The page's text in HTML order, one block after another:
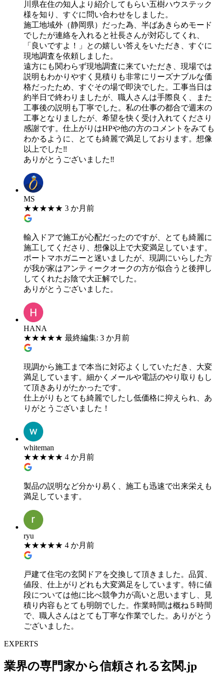
川県在住の知人より紹介してもらい五樹ハウステック
様を知り、すぐに問い合わせをしました。
施工地域外（静岡県）だった為、半ばあきらめモード
でしたが連絡を入れると社長さんが対応してくれ、
「良いですよ！」との嬉しい答えをいただき、すぐに
現地調査を依頼しました。
遠方にも関わらず現地調査に来ていただき、現場では
説明もわかりやすく見積りも非常にリーズナブルな価
格だったため、すぐその場で即決でした。工事当日は
約半日で終わりましたが、職人さんは手際良く、また
工事後の説明も丁寧でした。私の仕事の都合で週末の
工事となりましたが、希望を快く受け入れてくださり
感謝です。仕上がりはHPや他の方のコメントをみても
わかるように、とても綺麗で満足しております。想像
以上でした‼
ありがとうございました‼
MS
★★★★★ 3 か月前
輸入ドアで施工が心配だったのですが、とても綺麗に
施工してくださり、想像以上で大変満足しています。
ポートマホガニーと迷いましたが、現調にいらした方
が我が家はアンティークオークの方が似合うと後押し
してくれたお陰で大正解でした。
ありがとうございました。
HANA
★★★★★ 最終編集: 3 か月前
現調から施工まで本当に対応よくしていただき、大変
満足しています。細かくメールや電話のやり取りもし
て頂きありがたかったです。
仕上がりもとても綺麗でしたし低価格に抑えられ、あ
りがとうございました！
whiteman
★★★★★ 4 か月前
製品の説明など分かり易く、施工も迅速で出来栄えも
満足しています。
ryu
★★★★★ 4 か月前
戸建て住宅の玄関ドアを交換して頂きました。品質、
値段、仕上がりどれも大変満足をしています。特に値
段については他に比べ競争力が高いと思いますし、見
積り内容もとても明朗でした。作業時間は概ね５時間
で、職人さんはとても丁寧な作業でした。ありがとう
ございました。
EXPERTS
業界の専門家から信頼される玄関.jp